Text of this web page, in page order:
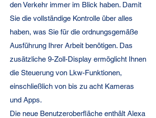
den Verkehr immer im Blick haben. Damit
Sie die vollständige Kontrolle über alles
haben, was Sie für die ordnungsgemäße
Ausführung Ihrer Arbeit benötigen. Das
zusätzliche 9-Zoll-Display ermöglicht Ihnen
die Steuerung von Lkw-Funktionen,
einschließlich von bis zu acht Kameras
und Apps.
Die neue Benutzeroberfläche enthält Alexa